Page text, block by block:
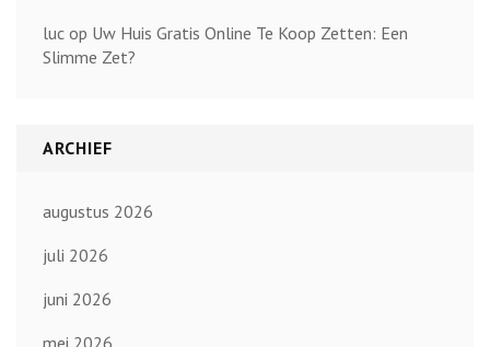
luc op Uw Huis Gratis Online Te Koop Zetten: Een
Slimme Zet?
ARCHIEF
augustus 2026
juli 2026
juni 2026
mei 2026